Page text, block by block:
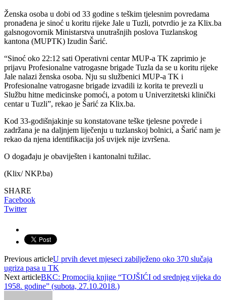
Ženska osoba u dobi od 33 godine s teškim tjelesnim povredama
pronađena je sinoć u koritu rijeke Jale u Tuzli, potvrdio je za Klix.ba
galsnogovornik Ministarstva unutrašnjih poslova Tuzlanskog
kantona (MUPTK) Izudin Šarić.
“Sinoć oko 22:12 sati Operativni centar MUP-a TK zaprimio je
prijavu Profesionalne vatrogasne brigade Tuzla da se u koritu rijeke
Jale nalazi ženska osoba. Nju su službenici MUP-a TK i
Profesionalne vatrogasne brigade izvadili iz korita te prevezli u
Službu hitne medicinske pomoći, a potom u Univerzitetski klinički
centar u Tuzli”, rekao je Šarić za Klix.ba.
Kod 33-godišnjakinje su konstatovane teške tjelesne povrede i
zadržana je na daljnjem liječenju u tuzlanskoj bolnici, a Šarić nam je
rekao da njena identifikacija još uvijek nije izvršena.
O događaju je obaviješten i kantonalni tužilac.
(Klix/ NKP.ba)
SHARE
Facebook
Twitter
Previous articleU prvih devet mjeseci zabilježeno oko 370 slučaja
ugriza pasa u TK
Next articleBKC: Promocija knjige “TOJŠIĆI od srednjeg vijeka do
1958. godine” (subota, 27.10.2018.)